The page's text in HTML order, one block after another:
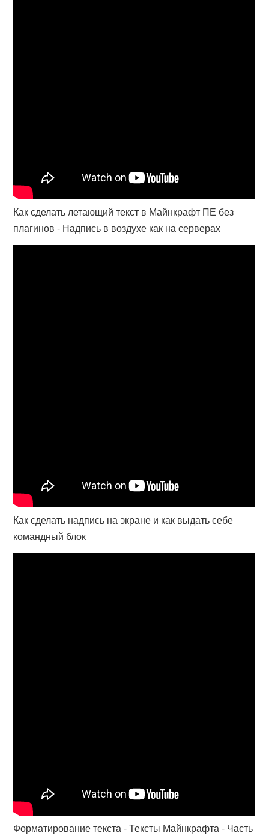
Как сделать летающий текст в Майнкрафт ПЕ без
плагинов - Надпись в воздухе как на серверах
Как сделать надпись на экране и как выдать себе
командный блок
Форматирование текста - Тексты Майнкрафта - Часть